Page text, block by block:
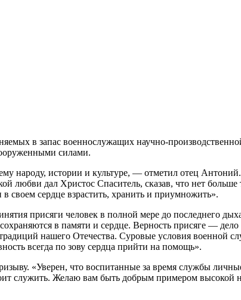
в запас военнослужащих научно-
силами.
народу, истории и культуре, — отметил отец
любви дал Христос Спаситель, сказав, что нет
сердце взрастить, хранить и приумножить».
присяги человек в полной мере до последнего
в памяти и сердце. Верность присяге —
нашего Отечества. Суровые условия военной
всегда по зову сердца прийти на помощь».
«Уверен, что воспитанные за время службы
служить. Желаю вам быть добрым примером высокой